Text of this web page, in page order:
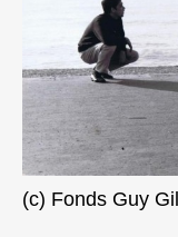
(c) Fonds Guy